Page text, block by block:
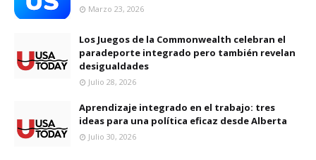
Marzo 23, 2026
Los Juegos de la Commonwealth celebran el
paradeporte integrado pero también revelan
desigualdades
Julio 28, 2026
Aprendizaje integrado en el trabajo: tres
ideas para una política eficaz desde Alberta
Julio 30, 2026